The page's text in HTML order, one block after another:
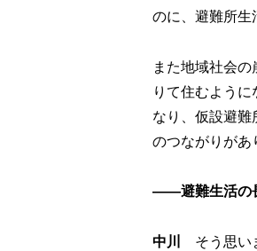
のに、避難所生
また地域社会
りて住むよう
なり、仮設避
のつながりがあ
――避難生活の
中川
そう思い